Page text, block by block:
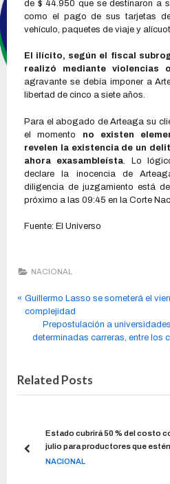
de $ 44.950 que se destinaron a
como el pago de sus tarjetas
vehículo, paquetes de viaje y
El ilícito, según el fiscal
realizó mediante violencias
agravante se debía imponer a
libertad de cinco a siete años.
Para el abogado de Arteaga su
el momento no existen
revelen la existencia de un
ahora exasambleísta. Lo
declare la inocencia de
diligencia de juzgamiento está
próximo a las 09:45 en la Corte
Fuente: El Universo
NACIONAL
Guillermo Lasso se someterá el
complejidad
Prepostulación a
determinadas carreras, entre los
Related Posts
Estado cubrirá 50 % del costo
julio para productores que
Manzano
NACIONAL